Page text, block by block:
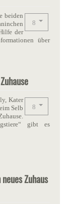
beiden
der
über
Kater
Selb
gibt es
Zuhaus